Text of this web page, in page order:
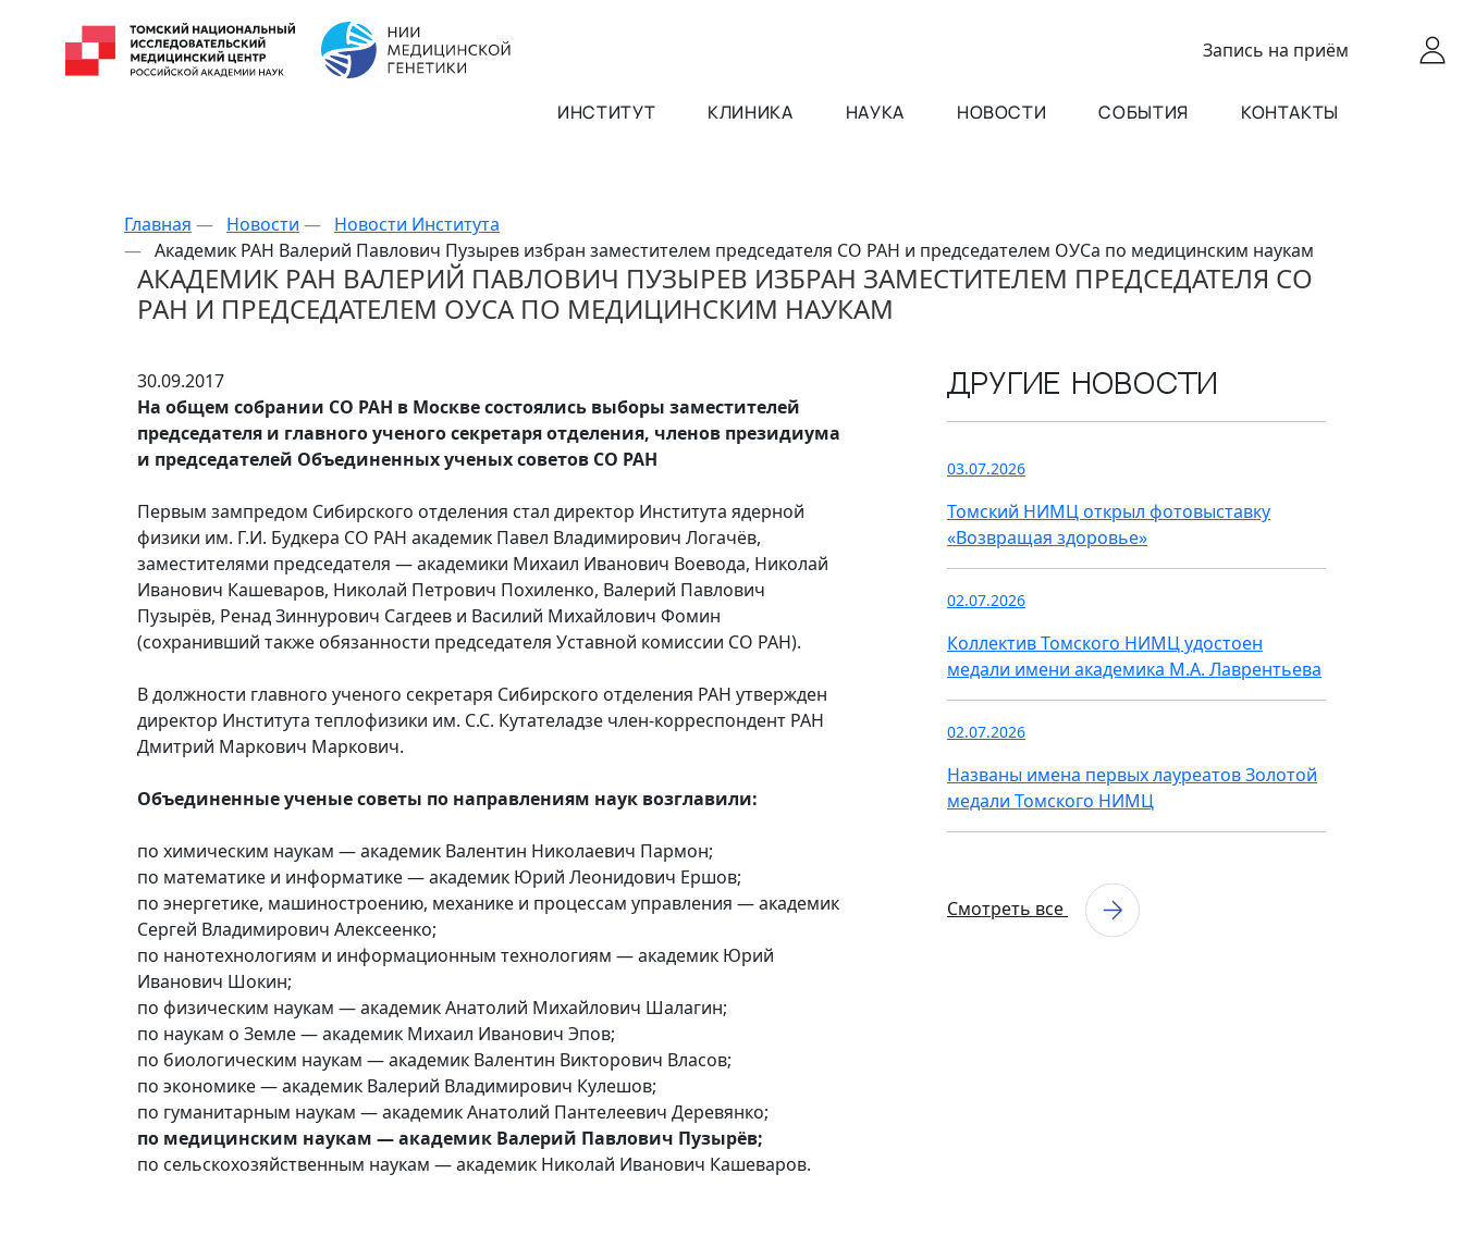
Запись на приём
ИНСТИТУТ КЛИНИКА НАУКА НОВОСТИ СОБЫТИЯ КОНТАКТЫ
Главная — Новости — Новости Института
— Академик РАН Валерий Павлович Пузырев избран заместителем председателя СО РАН и председателем ОУСа по медицинским наукам
АКАДЕМИК РАН ВАЛЕРИЙ ПАВЛОВИЧ ПУЗЫРЕВ ИЗБРАН ЗАМЕСТИТЕЛЕМ ПРЕДСЕДАТЕЛЯ СО
РАН И ПРЕДСЕДАТЕЛЕМ ОУСА ПО МЕДИЦИНСКИМ НАУКАМ
30.09.2017
На общем собрании СО РАН в Москве состоялись выборы заместителей
председателя и главного ученого секретаря отделения, членов президиума
и председателей Объединенных ученых советов СО РАН
Первым зампредом Сибирского отделения стал директор Института ядерной
физики им. Г.И. Будкера СО РАН академик Павел Владимирович Логачёв,
заместителями председателя ― академики Михаил Иванович Воевода, Николай
Иванович Кашеваров, Николай Петрович Похиленко, Валерий Павлович
Пузырёв, Ренад Зиннурович Сагдеев и Василий Михайлович Фомин
(сохранивший также обязанности председателя Уставной комиссии СО РАН).
В должности главного ученого секретаря Сибирского отделения РАН утвержден
директор Института теплофизики им. С.С. Кутателадзе член-корреспондент РАН
Дмитрий Маркович Маркович.
Объединенные ученые советы по направлениям наук возглавили:
по химическим наукам ― академик Валентин Николаевич Пармон;
по математике и информатике ― академик Юрий Леонидович Ершов;
по энергетике, машиностроению, механике и процессам управления ― академик
Сергей Владимирович Алексеенко;
по нанотехнологиям и информационным технологиям ― академик Юрий
Иванович Шокин;
по физическим наукам ― академик Анатолий Михайлович Шалагин;
по наукам о Земле ― академик Михаил Иванович Эпов;
по биологическим наукам ― академик Валентин Викторович Власов;
по экономике ― академик Валерий Владимирович Кулешов;
по гуманитарным наукам ― академик Анатолий Пантелеевич Деревянко;
по медицинским наукам ― академик Валерий Павлович Пузырёв;
по сельскохозяйственным наукам ― академик Николай Иванович Кашеваров.
Другие новости
03.07.2026
Томский НИМЦ открыл фотовыставку
«Возвращая здоровье»
02.07.2026
Коллектив Томского НИМЦ удостоен
медали имени академика М.А. Лаврентьева
02.07.2026
Названы имена первых лауреатов Золотой
медали Томского НИМЦ
Смотреть все